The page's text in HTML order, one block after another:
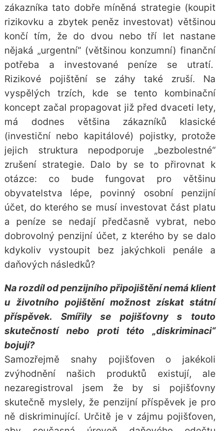
zákazníka tato dobře míněná strategie (koupit
rizikovku a zbytek peněz investovat) většinou
končí tím, že do dvou nebo tří let nastane
nějaká „urgentní“ (většinou konzumní) finanční
potřeba a investované peníze se utratí.
Rizikové pojištění se záhy také zruší. Na
vyspělých trzích, kde se tento kombinační
koncept začal propagovat již před dvaceti lety,
má dodnes většina zákazníků klasické
(investiční nebo kapitálové) pojistky, protože
jejich struktura nepodporuje „bezbolestné“
zrušení strategie. Dalo by se to přirovnat k
otázce: co bude fungovat pro většinu
obyvatelstva lépe, povinný osobní penzijní
účet, do kterého se musí investovat část platu
a peníze se nedají předčasně vybrat, nebo
dobrovolný penzijní účet, z kterého by se dalo
kdykoliv vystoupit bez jakýchkoli penále a
daňových následků?
Na rozdíl od penzijního připojištění nemá klient
u životního pojištění možnost získat státní
příspěvek. Smířily se pojišťovny s touto
skutečností nebo proti této „diskriminaci“
bojují?
Samozřejmě snahy pojišťoven o jakékoli
zvýhodnění našich produktů existují, ale
nezaregistroval jsem že by si pojišťovny
skutečně myslely, že penzijní příspěvek je pro
ně diskriminující. Určitě je v zájmu pojišťoven,